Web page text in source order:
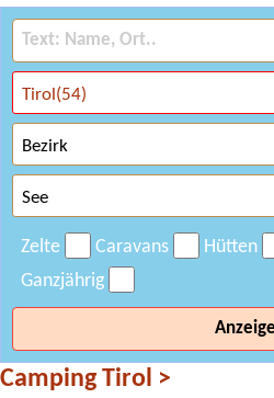
Zelte Caravans Hütten
Ganzjährig
Anzeige
Camping Tirol >